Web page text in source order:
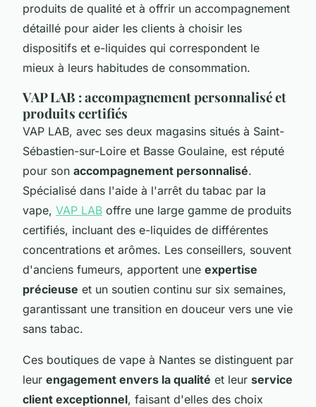
produits de qualité et à offrir un accompagnement
détaillé pour aider les clients à choisir les
dispositifs et e-liquides qui correspondent le
mieux à leurs habitudes de consommation.
VAP LAB : accompagnement personnalisé et
produits certifiés
VAP LAB, avec ses deux magasins situés à Saint-
Sébastien-sur-Loire et Basse Goulaine, est réputé
pour son accompagnement personnalisé.
Spécialisé dans l'aide à l'arrêt du tabac par la
vape, VAP LAB offre une large gamme de produits
certifiés, incluant des e-liquides de différentes
concentrations et arômes. Les conseillers, souvent
d'anciens fumeurs, apportent une expertise
précieuse et un soutien continu sur six semaines,
garantissant une transition en douceur vers une vie
sans tabac.
Ces boutiques de vape à Nantes se distinguent par
leur engagement envers la qualité et leur service
client exceptionnel, faisant d'elles des choix